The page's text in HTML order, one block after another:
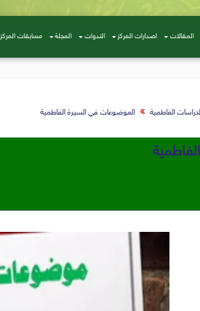
المقالات اصدارات المركز الندوات المجلة مسابقات المركز
الفاطمية الموضوعات في السيرة الفاطمية